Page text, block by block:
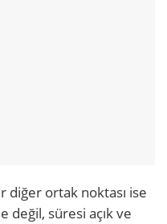
diğer ortak noktası ise
değil, süresi açık ve